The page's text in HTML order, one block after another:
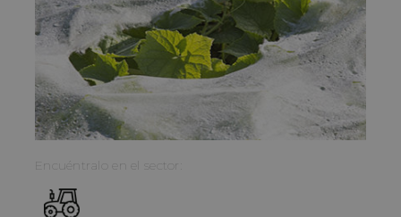
Encuéntralo en el sector: